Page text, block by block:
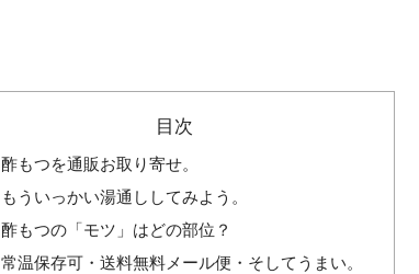
目次
酢もつを通販お取り寄せ。
もういっかい湯通ししてみよう。
酢もつの「モツ」はどの部位？
常温保存可・送料無料メール便・そしてうまい。